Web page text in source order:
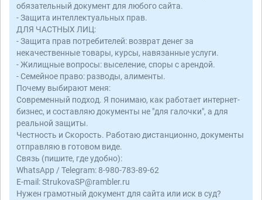
обязательный документ для любого сайта.
- Защита интеллектуальных прав.
ДЛЯ ЧАСТНЫХ ЛИЦ:
- Защита прав потребителей: возврат денег за
некачественные товары, курсы, навязанные услуги.
- Жилищные вопросы: выселение, споры с арендой.
- Семейное право: разводы, алименты.
Почему выбирают меня:
Современный подход. Я понимаю, как работает интернет-
бизнес, и составляю документы не "для галочки", а для
реальной защиты.
Честность и Скорость. Работаю дистанционно, документы
отправляю в готовом виде.
Связь (пишите, где удобно):
WhatsApp / Telegram: 8-980-783-89-62
E-mail: StrukovaSP@rambler.ru
Нужен грамотный документ для сайта или иск в суд?